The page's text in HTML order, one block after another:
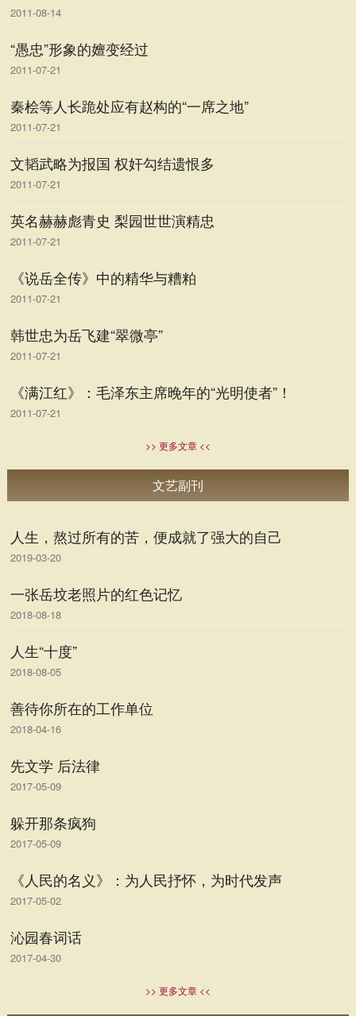
2011-08-14
“愚忠”形象的嬗变经过
2011-07-21
秦桧等人长跪处应有赵构的“一席之地”
2011-07-21
文韬武略为报国 权奸勾结遗恨多
2011-07-21
英名赫赫彪青史 梨园世世演精忠
2011-07-21
《说岳全传》中的精华与糟粕
2011-07-21
韩世忠为岳飞建“翠微亭”
2011-07-21
《满江红》：毛泽东主席晚年的“光明使者”！
2011-07-21
>> 更多文章 <<
文艺副刊
人生，熬过所有的苦，便成就了强大的自己
2019-03-20
一张岳坟老照片的红色记忆
2018-08-18
人生“十度”
2018-08-05
善待你所在的工作单位
2018-04-16
先文学 后法律
2017-05-09
躲开那条疯狗
2017-05-09
《人民的名义》：为人民抒怀，为时代发声
2017-05-02
沁园春词话
2017-04-30
>> 更多文章 <<